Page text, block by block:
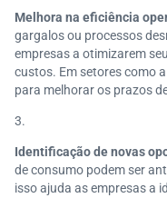
Melhora na eficiência
gargalos ou processos
empresas a otimizarem
custos. Em setores como
para melhorar os prazos
Identificação de novas
de consumo podem ser
isso ajuda as empresas a